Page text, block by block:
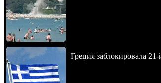
Греция заблокировала